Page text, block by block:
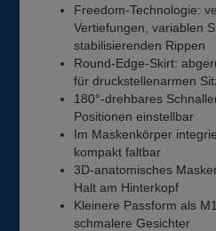
Freedom-Technologie:
Vertiefungen, variablen
stabilisierenden Rippen
Round-Edge-Skirt:
für druckstellenarmen
180°-drehbares
Positionen einstellbar
Im Maskenkörper
kompakt faltbar
3D-anatomisches
Halt am Hinterkopf
Kleinere Passform als
schmalere Gesichter